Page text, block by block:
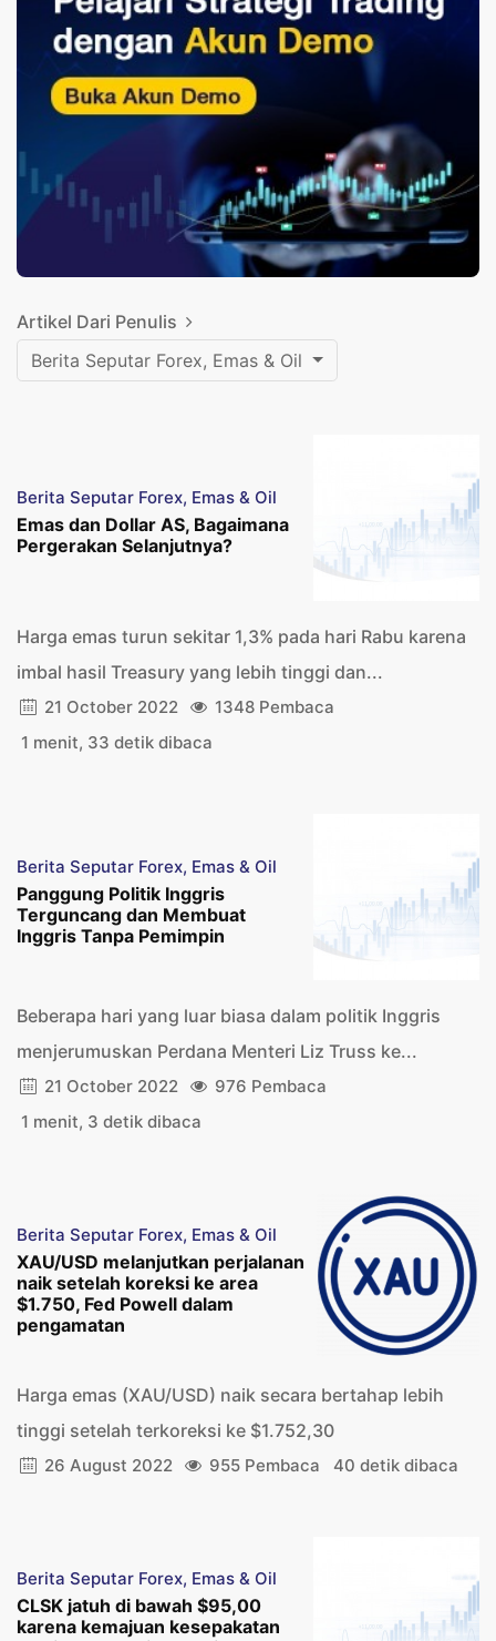
Artikel Dari Penulis
Berita Seputar Forex, Emas & Oil
Berita Seputar Forex, Emas & Oil
Emas dan Dollar AS, Bagaimana
Pergerakan Selanjutnya?
Harga emas turun sekitar 1,3% pada hari Rabu karena
imbal hasil Treasury yang lebih tinggi dan...
21 October 2022
1348 Pembaca
1 menit, 33 detik dibaca
Berita Seputar Forex, Emas & Oil
Panggung Politik Inggris
Terguncang dan Membuat
Inggris Tanpa Pemimpin
Beberapa hari yang luar biasa dalam politik Inggris
menjerumuskan Perdana Menteri Liz Truss ke...
21 October 2022
976 Pembaca
1 menit, 3 detik dibaca
Berita Seputar Forex, Emas & Oil
XAU/USD melanjutkan perjalanan
naik setelah koreksi ke area
$1.750, Fed Powell dalam
pengamatan
Harga emas (XAU/USD) naik secara bertahap lebih
tinggi setelah terkoreksi ke $1.752,30
26 August 2022 955 Pembaca 40 detik dibaca
Berita Seputar Forex, Emas & Oil
CLSK jatuh di bawah $95,00
karena kemajuan kesepakatan